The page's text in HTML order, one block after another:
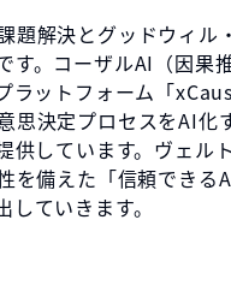
題解決とグッドウィル
す。コーザルAI（因果
ラットフォーム「
思決定プロセスをAI化
供しています。ヴェル
を備えた「信頼できる
ていきます。